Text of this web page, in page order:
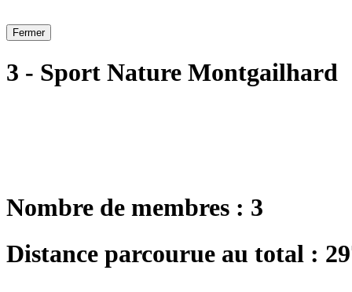
Fermer
3 - Sport Nature Montgailhard
Nombre de membres : 3
Distance parcourue au total :